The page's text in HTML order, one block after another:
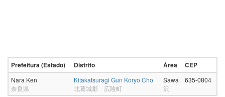
Prefeitura (Estado) Distrito Área CEP
Nara Ken
奈良県
Kitakatsuragi Gun Koryo Cho
北葛城郡 広陵町
Sawa
沢
635-0804